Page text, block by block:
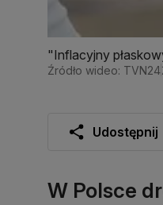
"Inflacyjny
Źródło wideo: TVN24
Udostępnij
W Polsce